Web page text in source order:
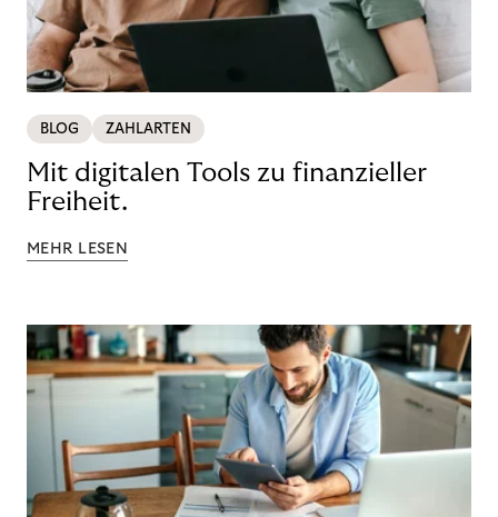
BLOG ZAHLARTEN
Mit digitalen Tools zu finanzieller
Freiheit.
MEHR LESEN